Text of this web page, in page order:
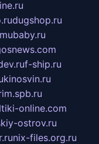
dugshop.ru
f-ship.ru
kinosvin.ru
online.com
ostrov.ru
nix-files.org.ru